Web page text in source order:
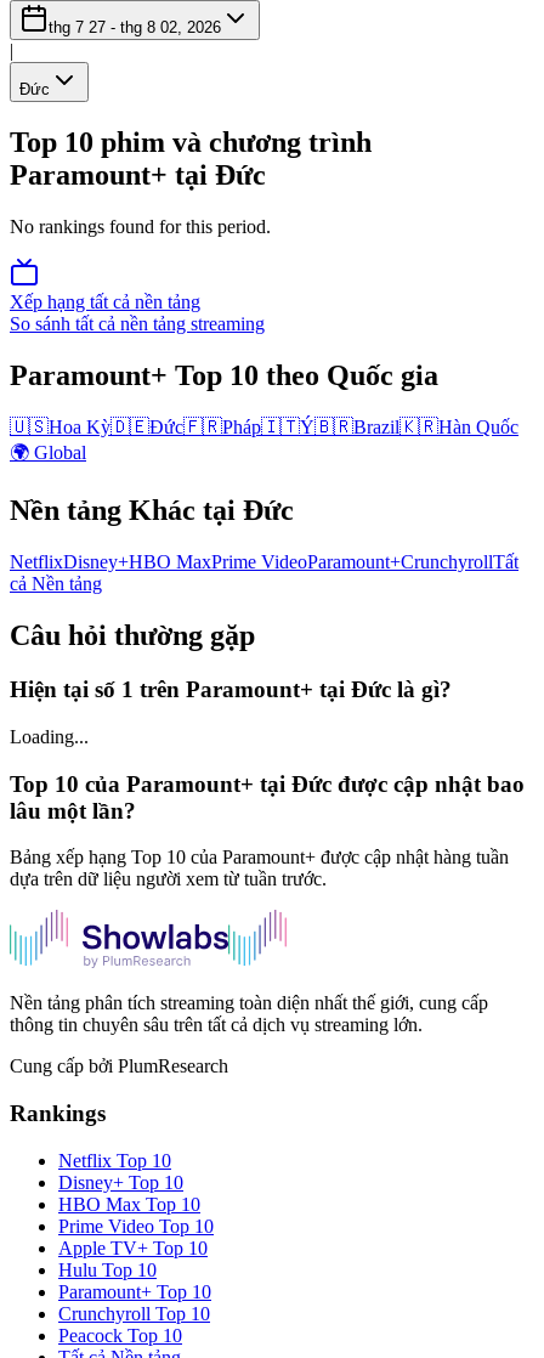
thg 7 27 - thg 8 02, 2026
|
Đức
Top 10 phim và chương trình
Paramount+ tại Đức
No rankings found for this period.
Xếp hạng tất cả nền tảng
So sánh tất cả nền tảng streaming
Paramount+ Top 10 theo Quốc gia
🇺🇸Hoa Kỳ🇩🇪Đức🇫🇷Pháp🇮🇹Ý🇧🇷Brazil🇰🇷Hàn Quốc
🌍 Global
Nền tảng Khác tại Đức
NetflixDisney+HBO MaxPrime VideoParamount+CrunchyrollTất
cả Nền tảng
Câu hỏi thường gặp
Hiện tại số 1 trên Paramount+ tại Đức là gì?
Loading...
Top 10 của Paramount+ tại Đức được cập nhật bao
lâu một lần?
Bảng xếp hạng Top 10 của Paramount+ được cập nhật hàng tuần
dựa trên dữ liệu người xem từ tuần trước.
Nền tảng phân tích streaming toàn diện nhất thế giới, cung cấp
thông tin chuyên sâu trên tất cả dịch vụ streaming lớn.
Cung cấp bởi PlumResearch
Rankings
Netflix Top 10
Disney+ Top 10
HBO Max Top 10
Prime Video Top 10
Apple TV+ Top 10
Hulu Top 10
Paramount+ Top 10
Crunchyroll Top 10
Peacock Top 10